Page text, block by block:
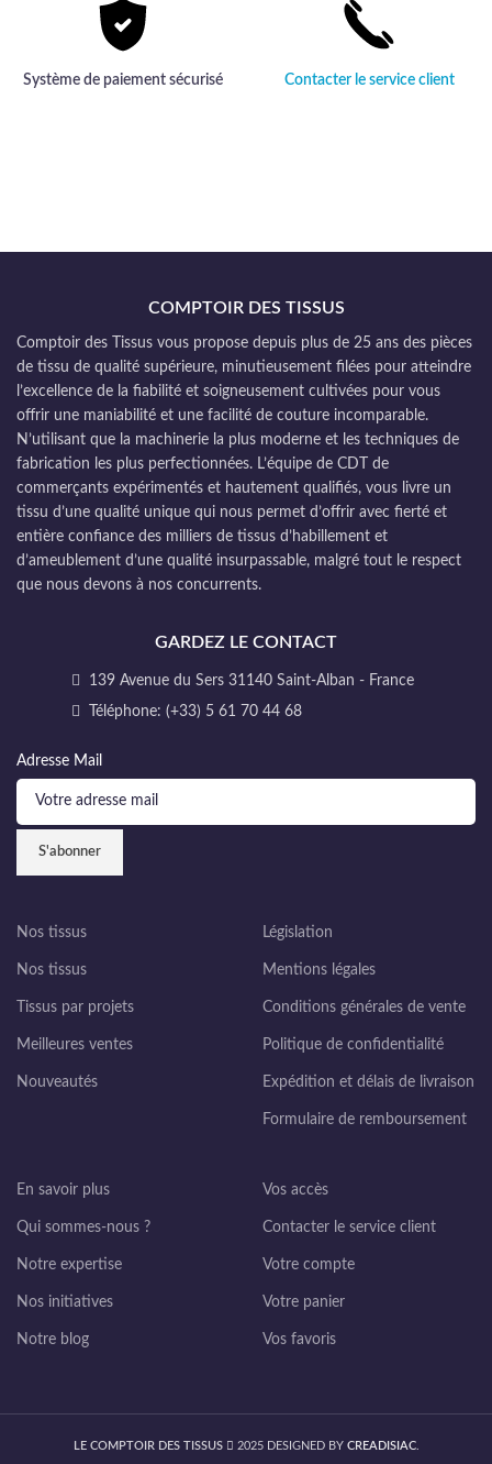
Système de paiement sécurisé Contacter le service client
COMPTOIR DES TISSUS
Comptoir des Tissus vous propose depuis plus de 25 ans des pièces
de tissu de qualité supérieure, minutieusement filées pour atteindre
l’excellence de la fiabilité et soigneusement cultivées pour vous
offrir une maniabilité et une facilité de couture incomparable.
N’utilisant que la machinerie la plus moderne et les techniques de
fabrication les plus perfectionnées. L’équipe de CDT de
commerçants expérimentés et hautement qualifiés, vous livre un
tissu d’une qualité unique qui nous permet d’offrir avec fierté et
entière confiance des milliers de tissus d’habillement et
d’ameublement d’une qualité insurpassable, malgré tout le respect
que nous devons à nos concurrents.
GARDEZ LE CONTACT
139 Avenue du Sers 31140 Saint-Alban - France
Téléphone: (+33) 5 61 70 44 68
Adresse Mail
Nos tissus
Nos tissus
Tissus par projets
Meilleures ventes
Nouveautés
Législation
Mentions légales
Conditions générales de vente
Politique de confidentialité
Expédition et délais de livraison
Formulaire de remboursement
En savoir plus
Qui sommes-nous ?
Notre expertise
Nos initiatives
Notre blog
Vos accès
Contacter le service client
Votre compte
Votre panier
Vos favoris
LE COMPTOIR DES TISSUS 2025 DESIGNED BY CREADISIAC.